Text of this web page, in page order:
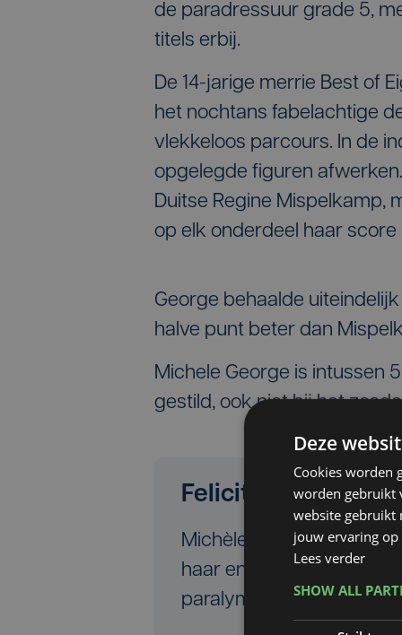
de paradressuur grade 5,
titels erbij.
De 14-jarige merrie Best of
het nochtans fabelachtige
vlekkeloos parcours. In de
opgelegde figuren
Duitse Regine Mispelkamp,
op elk onderdeel haar
George behaalde
halve punt beter dan
Michele George is intussen
gestild, ook niet bij het
Felicitaties van
Michèle George is
haar en noemt haar één
paralympiërs ooit.
Deze
Cookies worden
worden gebruikt
website gebruikt
jouw ervaring op
Lees verder
SHOW ALL